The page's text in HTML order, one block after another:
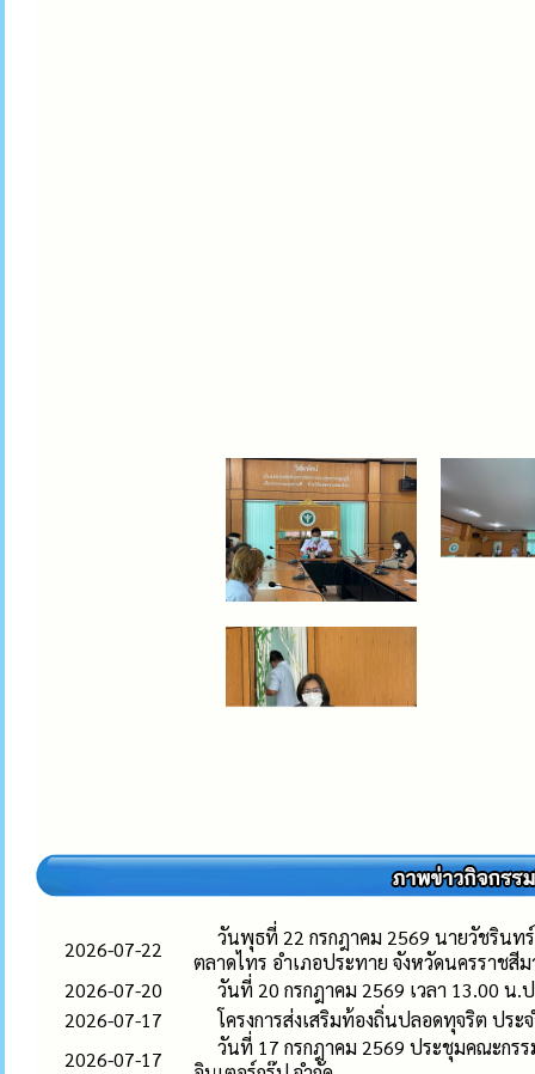
2026-07-22
วันพุธที่ 22 กรกฎาคม 2569 นายวัชรินท
ตลาดไทร อำเภอประทาย จังหวัดนครราชสีม
2026-07-20
วันที่ 20 กรกฎาคม 2569 เวลา 13.00
2026-07-17
โครงการส่งเสริมท้องถิ่นปลอดทุจริต ปร
2026-07-17
วันที่ 17 กรกฎาคม 2569 ประชุมคณะกร